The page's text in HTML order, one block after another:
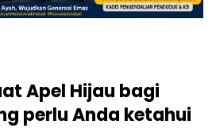
Apel Hijau bagi
perlu Anda ketahui